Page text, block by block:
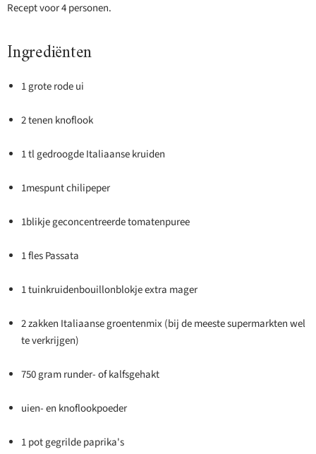
Recept voor 4 personen.
Ingrediënten
1 grote rode ui
2 tenen knoflook
1 tl gedroogde Italiaanse kruiden
1mespunt chilipeper
1blikje geconcentreerde tomatenpuree
1 fles Passata
1 tuinkruidenbouillonblokje extra mager
2 zakken Italiaanse groentenmix (bij de meeste supermarkten wel
te verkrijgen)
750 gram runder- of kalfsgehakt
uien- en knoflookpoeder
1 pot gegrilde paprika's